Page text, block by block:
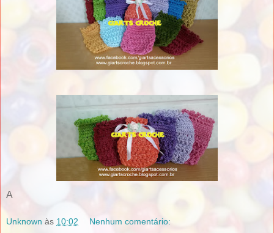
A
Unknown às 10:02 Nenhum comentário: